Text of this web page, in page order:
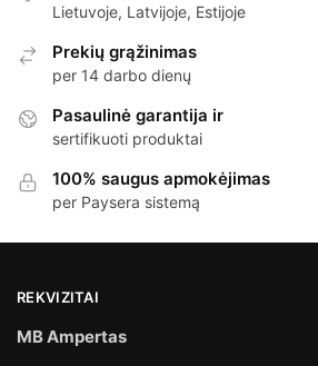
Lietuvoje, Latvijoje, Estijoje
Prekių grąžinimas
per 14 darbo dienų
Pasaulinė garantija ir
sertifikuoti produktai
100% saugus apmokėjimas
per Paysera sistemą
REKVIZITAI
MB Ampertas